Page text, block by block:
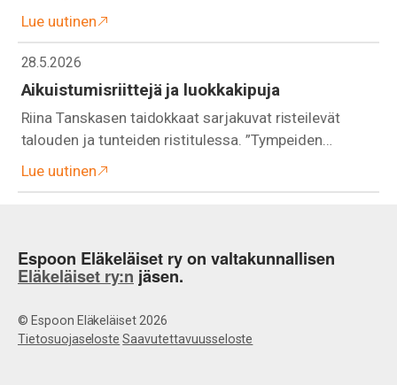
Lue uutinen
28.5.2026
Aikuistumisriittejä ja luokkakipuja
Riina Tanskasen taidokkaat sarjakuvat risteilevät
talouden ja tunteiden ristitulessa. ”Tympeiden…
Lue uutinen
Espoon Eläkeläiset ry on valtakunnallisen
Eläkeläiset ry:n jäsen.
© Espoon Eläkeläiset 2026
Tietosuojaseloste Saavutettavuusseloste